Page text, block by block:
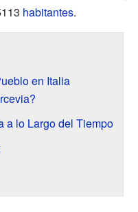
habitantes.
en Italia
a lo Largo del Tiempo